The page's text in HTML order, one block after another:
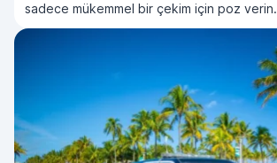
sadece mükemmel bir çekim için poz verin.